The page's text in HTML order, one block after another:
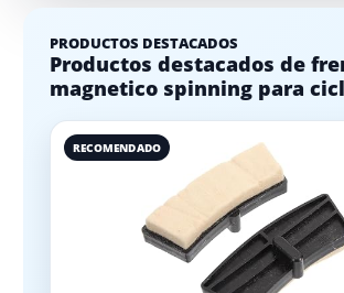
PRODUCTOS DESTACADOS
Productos destacados de
magnetico spinning para
RECOMENDADO